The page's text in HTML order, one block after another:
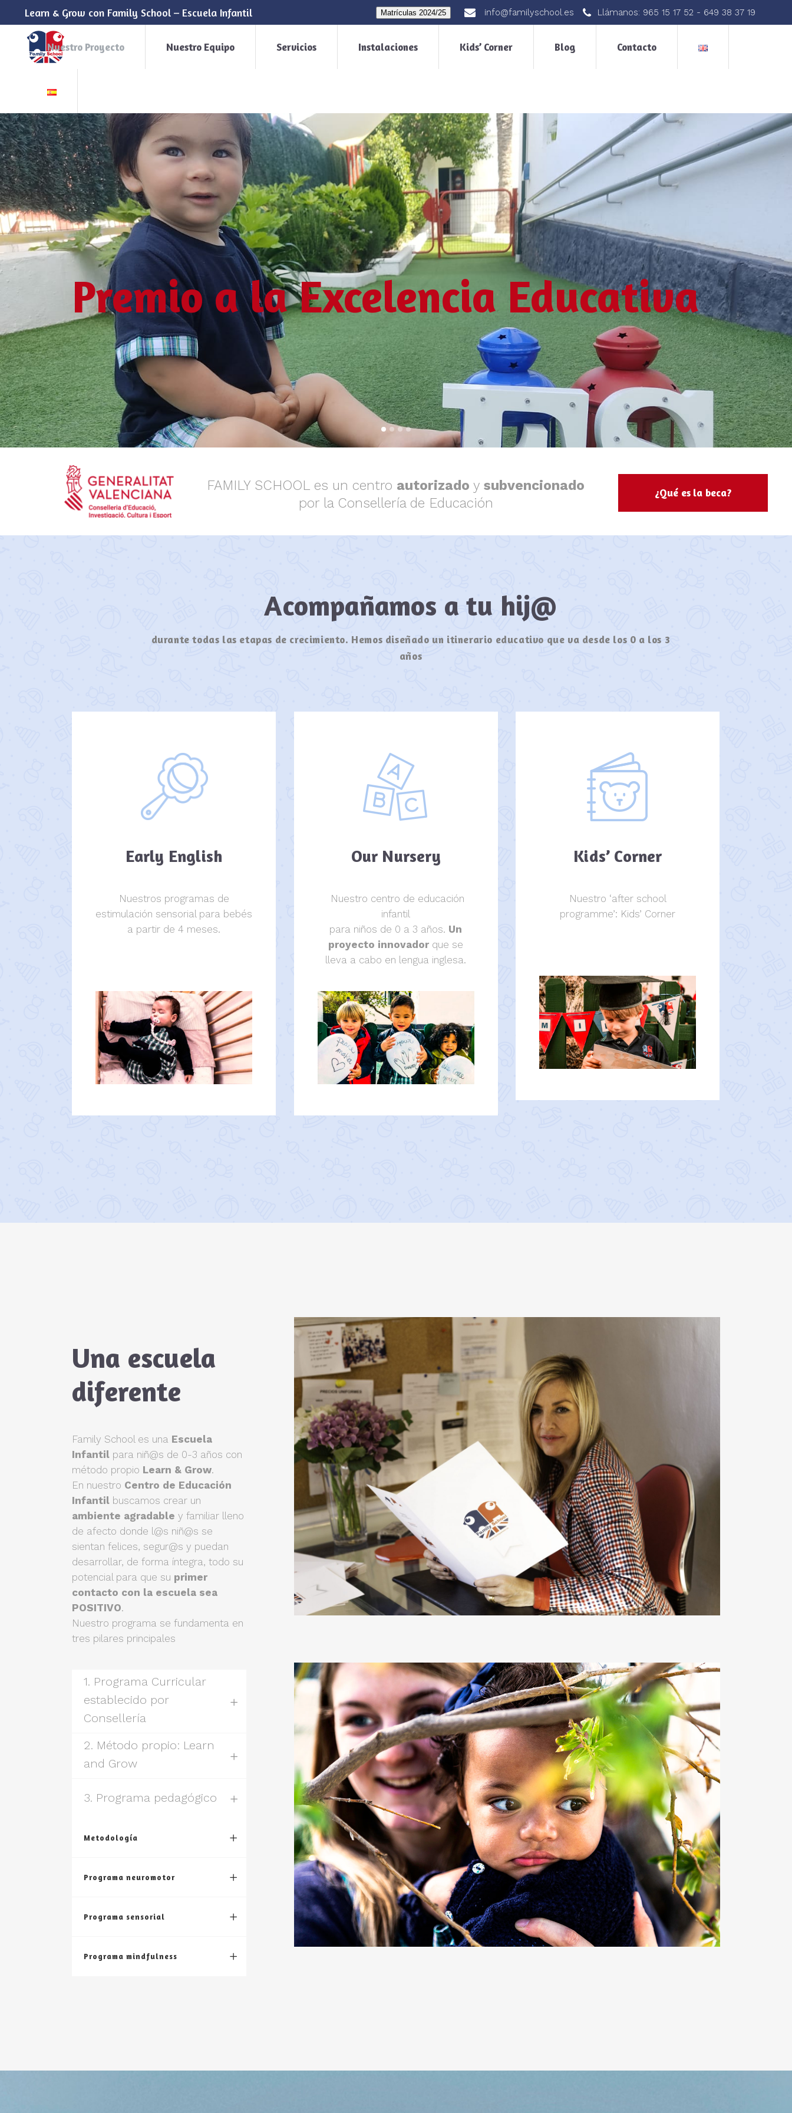
Learn & Grow con Family School – Escuela Infantil Matrículas 2024/25 info@familyschool.es Llámanos: 965 15 17 52 - 649 38 37 19
Nuestro Proyecto Nuestro Equipo Servicios Instalaciones Kids’ Corner Blog Contacto
Premio a la Excelencia Educativa
FAMILY SCHOOL es un centro autorizado ysubvencionado
por la Consellería de Educación
¿Qué es la beca?
Acompañamos a tu hij@
durante todas las etapas de crecimiento. Hemos diseñado un itinerario educativo que va desde los 0 a los 3
años
Early English
Nuestros programas de
estimulación sensorial para bebés
a partir de 4 meses.
Our Nursery
Nuestro centro de educación
infantil
para niños de 0 a 3 años. Un
proyecto innovador que se
lleva a cabo en lengua inglesa.
Kids’ Corner
Nuestro ‘after school
programme’: Kids’ Corner
Una escuela
diferente
Family School es una Escuela
Infantil para niñ@s de 0-3 años con
método propio Learn & Grow.
En nuestro Centro de Educación
Infantil buscamos crear un
ambiente agradable y familiar lleno
de afecto donde l@s niñ@s se
sientan felices, segur@s y puedan
desarrollar, de forma íntegra, todo su
potencial para que su primer
contacto con la escuela sea
POSITIVO.
Nuestro programa se fundamenta en
tres pilares principales
1. Programa Curricular
establecido por
Consellería
2. Método propio: Learn
and Grow
3. Programa pedagógico
Metodología
Programa neuromotor
Programa sensorial
Programa mindfulness